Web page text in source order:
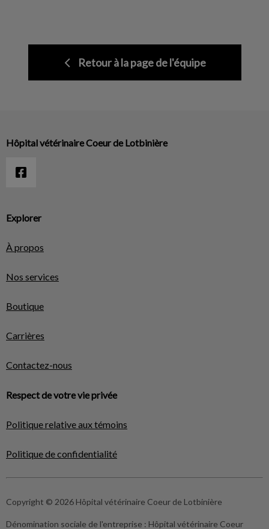
Retour à la page de l'équipe
Explorer
À propos
Nos services
Boutique
Carrières
Contactez-nous
Respect de votre vie privée
Politique relative aux témoins
Politique de confidentialité
Hôpital vétérinaire Coeur de Lotbinière
Copyright © 2026 Hôpital vétérinaire Coeur de Lotbinière
Dénomination sociale de l'entreprise : Hôpital vétérinaire Coeur